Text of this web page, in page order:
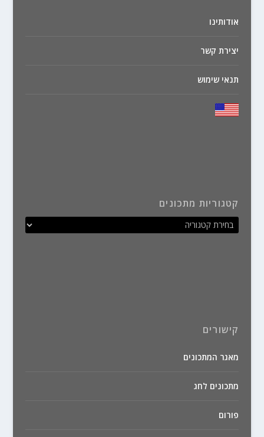
אודותינו
יצירת קשר
תנאי שימוש
קטגוריות מתכונים
קישורים
מאגר המתכונים
מתכונים לחג
פורום